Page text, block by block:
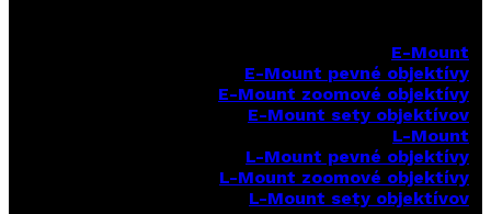
E-Mount
E-Mount pevné objektívy
E-Mount zoomové objektívy
E-Mount sety objektívov
L-Mount
L-Mount pevné objektívy
L-Mount zoomové objektívy
L-Mount sety objektívov